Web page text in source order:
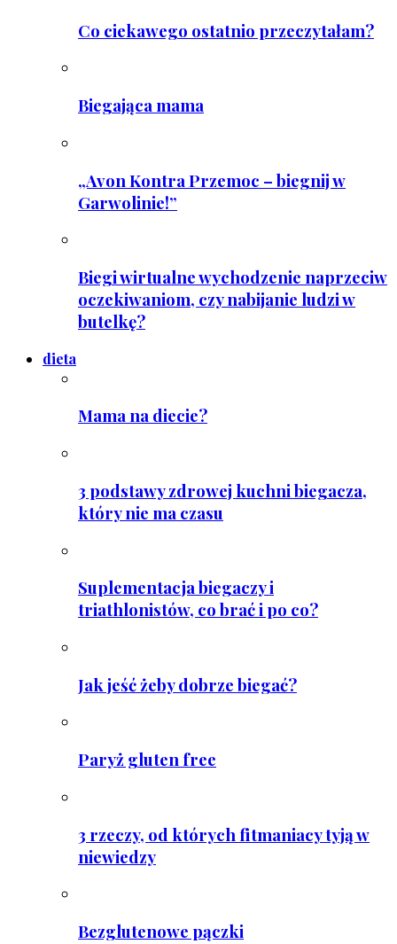
Co ciekawego ostatnio przeczytałam?
Biegająca mama
„Avon Kontra Przemoc – biegnij w
Garwolinie!”
Biegi wirtualne wychodzenie naprzeciw
oczekiwaniom, czy nabijanie ludzi w
butelkę?
dieta
Mama na diecie?
3 podstawy zdrowej kuchni biegacza,
który nie ma czasu
Suplementacja biegaczy i
triathlonistów, co brać i po co?
Jak jeść żeby dobrze biegać?
Paryż gluten free
3 rzeczy, od których fitmaniacy tyją w
niewiedzy
Bezglutenowe pączki